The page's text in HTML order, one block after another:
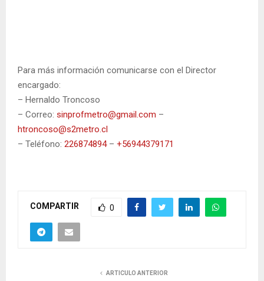
Para más información comunicarse con el Director
encargado:
– Hernaldo Troncoso
– Correo: sinprofmetro@gmail.com –
htroncoso@s2metro.cl
– Teléfono: 226874894– +56944379171
COMPARTIR 0
ARTICULO ANTERIOR